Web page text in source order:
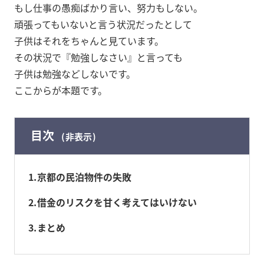
もし仕事の愚痴ばかり言い、努力もしない。
頑張ってもいないと言う状況だったとして
子供はそれをちゃんと見ています。
その状況で『勉強しなさい』と言っても
子供は勉強などしないです。
ここからが本題です。
目次 非表示
1 京都の民泊物件の失敗
2 借金のリスクを甘く考えてはいけない
3 まとめ